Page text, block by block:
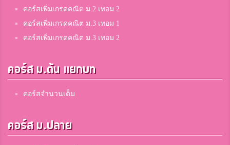
คอร์สเพิ่มเกรดคณิต ม.2 เทอม 2
คอร์สเพิ่มเกรดคณิต ม.3 เทอม 1
คอร์สเพิ่มเกรดคณิต ม.3 เทอม 2
คอร์ส ม.ต้น แยกบท
คอร์สจำนวนเต็ม
คอร์ส ม.ปลาย